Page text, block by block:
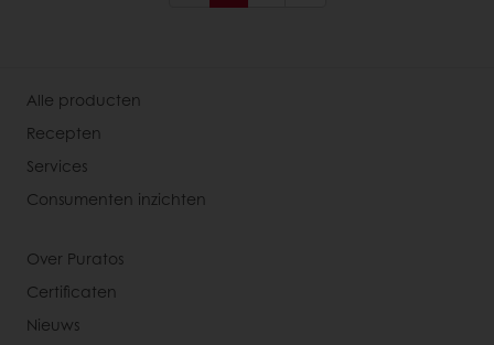
Alle producten
Recepten
Services
Consumenten inzichten
Over Puratos
Certificaten
Nieuws